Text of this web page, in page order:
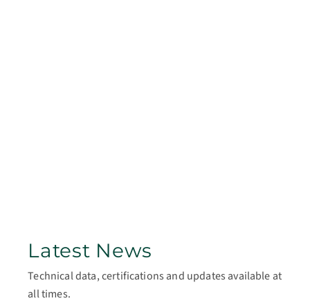
Latest News
Technical data, certifications and updates available at
all times.